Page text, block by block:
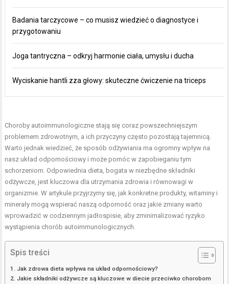
Badania tarczycowe – co musisz wiedzieć o diagnostyce i
przygotowaniu
Joga tantryczna – odkryj harmonie ciała, umysłu i ducha
Wyciskanie hantli zza głowy: skuteczne ćwiczenie na triceps
Choroby autoimmunologiczne stają się coraz powszechniejszym
problemem zdrowotnym, a ich przyczyny często pozostają tajemnicą.
Warto jednak wiedzieć, że sposób odżywiania ma ogromny wpływ na
nasz układ odpornościowy i może pomóc w zapobieganiu tym
schorzeniom. Odpowiednia dieta, bogata w niezbędne składniki
odżywcze, jest kluczowa dla utrzymania zdrowia i równowagi w
organizmie. W artykule przyjrzymy się, jak konkretne produkty, witaminy i
minerały mogą wspierać naszą odporność oraz jakie zmiany warto
wprowadzić w codziennym jadłospisie, aby zminimalizować ryzyko
wystąpienia chorób autoimmunologicznych.
Spis treści
Jak zdrowa dieta wpływa na układ odpornościowy?
Jakie składniki odżywcze są kluczowe w diecie przeciwko chorobom